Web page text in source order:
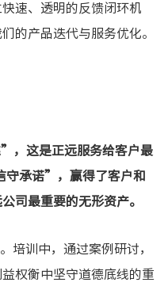
速、透明的反馈闭环机
的产品迭代与服务优化。
这是正远服务给客户最
守承诺”，赢得了客户和
司最重要的无形资产。
培训中，通过案例研讨，
权衡中坚守道德底线的重